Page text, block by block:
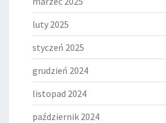
luty 2025
styczeń 2025
grudzień 2024
listopad 2024
październik 2024